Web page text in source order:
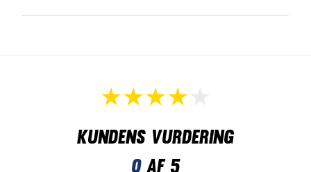
Kundens vurdering
0af 5